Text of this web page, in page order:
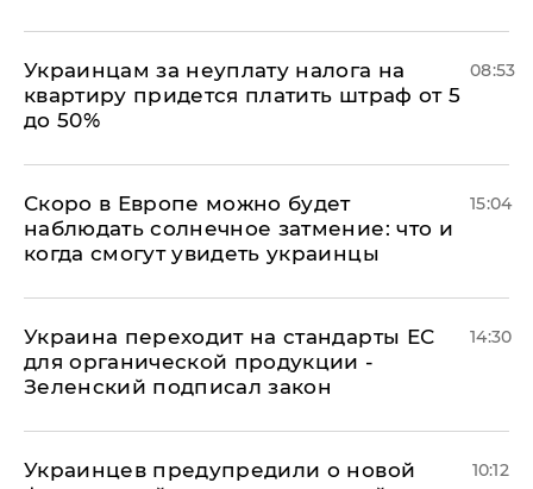
Украинцам за неуплату налога на
квартиру придется платить штраф от 5
до 50%
08:53
Скоро в Европе можно будет
наблюдать солнечное затмение: что и
когда смогут увидеть украинцы
15:04
Украина переходит на стандарты ЕС
для органической продукции -
Зеленский подписал закон
14:30
Украинцев предупредили о новой
10:12